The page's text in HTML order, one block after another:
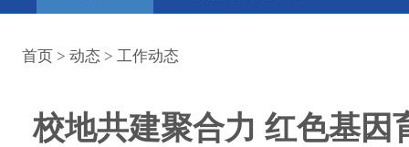
首页 > 动态 > 工作动态
校地共建聚合力 红色基